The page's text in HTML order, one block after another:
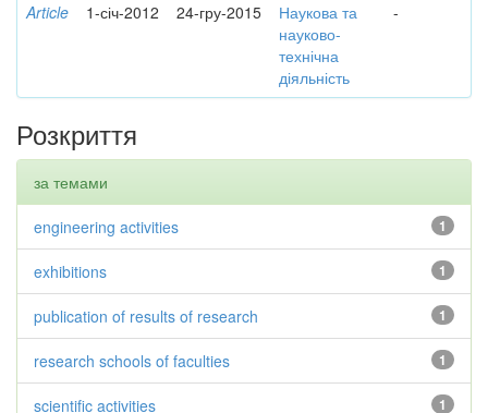
Article 1-січ-2012 24-гру-2015
Наукова та
науково-
технічна
діяльність
-
Розкриття
за темами
1
engineering activities
1
exhibitions
1
publication of results of research
1
research schools of faculties
1
scientific activities